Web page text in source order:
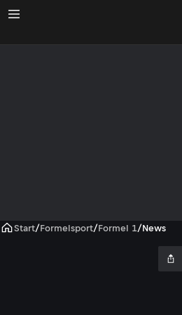
Start/Formelsport/Formel 1/News